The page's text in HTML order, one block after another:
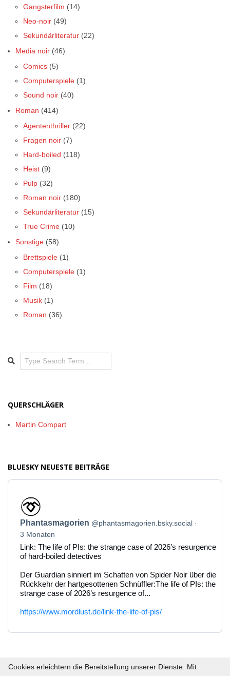
Gangsterfilm (14)
Neo-noir (49)
Sekundärliteratur (22)
Media noir (46)
Comics (5)
Computerspiele (1)
Sound noir (40)
Roman (414)
Agententhriller (22)
Fragen noir (7)
Hard-boiled (118)
Heist (9)
Pulp (32)
Roman noir (180)
Sekundärliteratur (15)
True Crime (10)
Sonstige (58)
Brettspiele (1)
Computerspiele (1)
Film (18)
Musik (1)
Roman (36)
Search
QUERSCHLÄGER
Martin Compart
BLUESKY NEUESTE BEITRÄGE
Beitrag
von
Phantasmagorien
auf
Bluesky
ansehen
Phantasmagorien @phantasmagorien.bsky.social
3 Monaten
Link: The life of PIs: the strange case of 2026’s resurgence
of hard-boiled detectives
Der Guardian sinniert im Schatten von Spider Noir über die
Rückkehr der hartgesottenen Schnüffler:The life of PIs: the
strange case of 2026’s resurgence of...
https://www.mordlust.de/link-the-life-of-pis/
Cookies erleichtern die Bereitstellung unserer Dienste. Mit